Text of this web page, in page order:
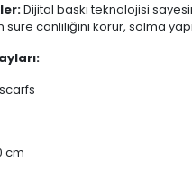
Dijital baskı teknolojisi
canlılığını korur, solma
cm